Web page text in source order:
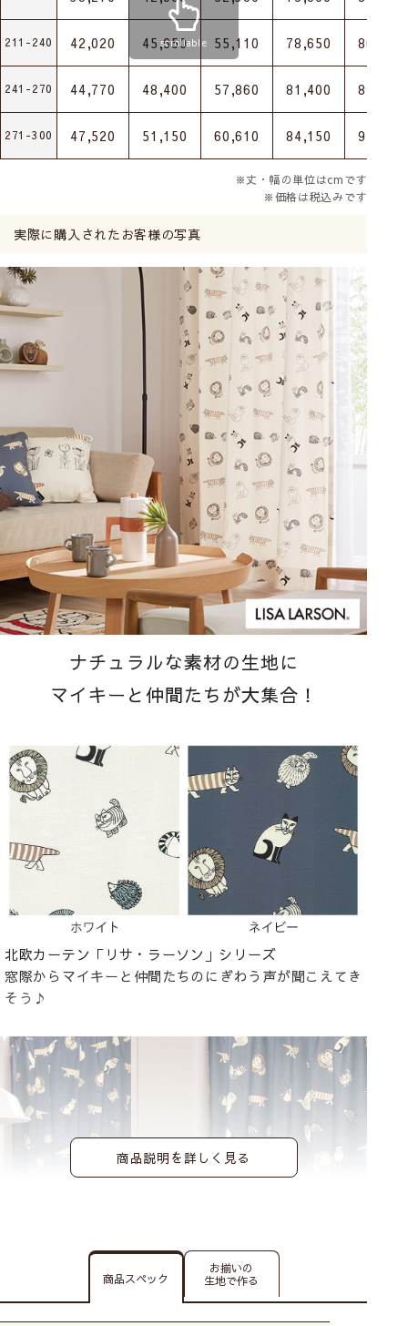
211-240 42,020 45,650 55,110 78,650 86,900
241-270 44,770 48,400 57,860 81,400 89,650
271-300 47,520 51,150 60,610 84,150 92,400
scrollable
※丈・幅の単位はcmです
※価格は税込みです
実際に購入されたお客様の写真
ナチュラルな素材の生地に
マイキーと仲間たちが大集合！
北欧カーテン「リサ・ラーソン」シリーズ
窓際からマイキーと仲間たちのにぎわう声が聞こえてき
そう♪
商品説明を詳しく見る
商品スペック
お揃いの
生地で作る